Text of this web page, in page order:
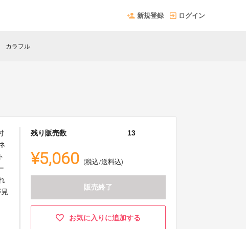
新規登録 ログイン
カラフル
残り販売数 13
¥5,060 (税込/送料込)
販売終了
お気に入りに追加する